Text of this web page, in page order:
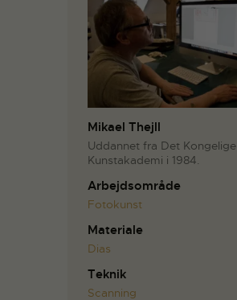
Mikael Thejll
Uddannet fra Det Kongelige
Kunstakademi i 1984.
Arbejdsområde
Fotokunst
Materiale
Dias
Teknik
Scanning